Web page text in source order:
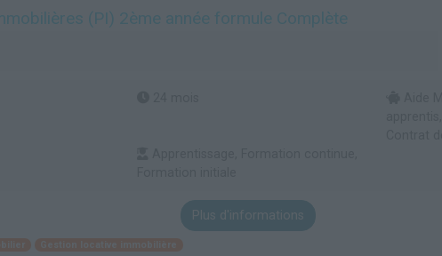
(PI) 2ème année formule Complète
Plus d'informations